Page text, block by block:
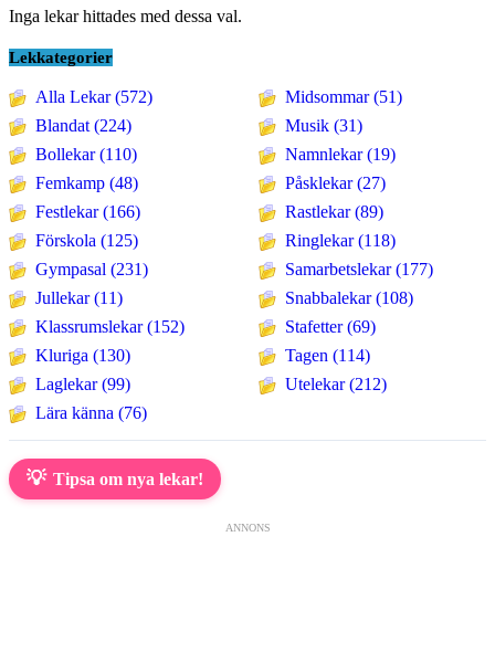
Inga lekar hittades med dessa val.
Lekkategorier
Alla Lekar (572)
Blandat (224)
Bollekar (110)
Femkamp (48)
Festlekar (166)
Förskola (125)
Gympasal (231)
Jullekar (11)
Klassrumslekar (152)
Kluriga (130)
Laglekar (99)
Lära känna (76)
Midsommar (51)
Musik (31)
Namnlekar (19)
Påsklekar (27)
Rastlekar (89)
Ringlekar (118)
Samarbetslekar (177)
Snabbalekar (108)
Stafetter (69)
Tagen (114)
Utelekar (212)
💡 Tipsa om nya lekar!
ANNONS